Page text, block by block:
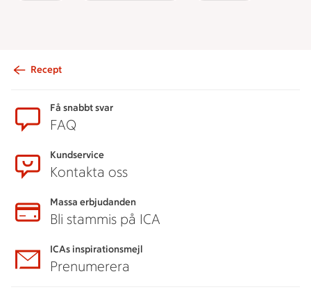
Recept
Få snabbt svar
FAQ
Kundservice
Kontakta oss
Massa erbjudanden
Bli stammis på ICA
ICAs inspirationsmejl
Prenumerera